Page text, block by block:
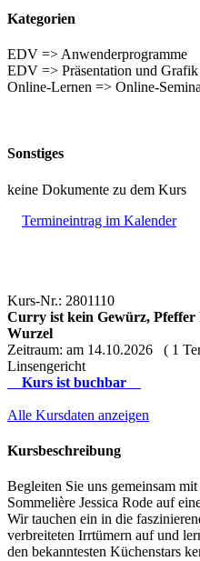
Kategorien
EDV => Anwenderprogramme
EDV => Präsentation und Grafik
Online-Lernen => Online-
Sonstiges
keine Dokumente zu dem Kurs
Termineintrag im Kalender
Kurs-Nr.: 2801110
Curry ist kein Gewürz,
Wurzel
Zeitraum: am 14.10.2026 ( 1
Linsengericht
Kurs ist buchbar
Alle Kursdaten anzeigen
Kursbeschreibung
Begleiten Sie uns gemeinsam
Sommelière Jessica Rode auf
Wir tauchen ein in die
verbreiteten Irrtümern auf und
den bekanntesten Küchenstars